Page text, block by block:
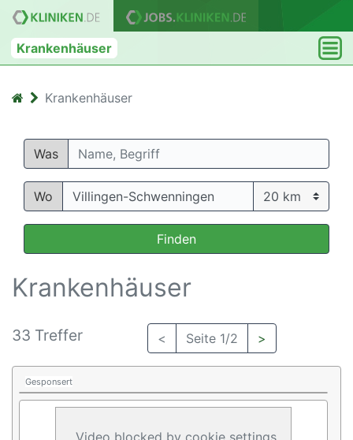
Krankenhäuser
Krankenhäuser
Was
Wo
Finden
Krankenhäuser
33 Treffer < Seite 1/2 >
Gesponsert
Video blocked by cookie settings